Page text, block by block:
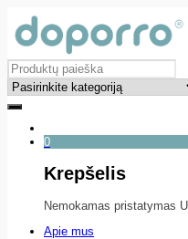
0
Krepšelis
Nemokamas pristatymas
Apie mus